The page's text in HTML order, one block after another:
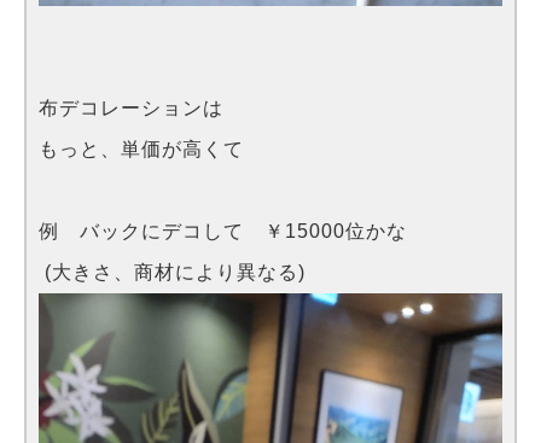
布デコレーションは
もっと、単価が高くて
例 バックにデコして ￥15000位かな
(大きさ、商材により異なる)